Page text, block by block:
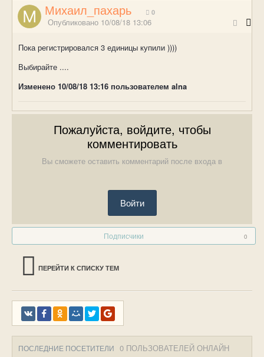
Михаил_пахарь 0
Опубликовано 10/08/18 13:06
Пока регистрировался 3 единицы купили ))))
Выбирайте ....
Изменено 10/08/18 13:16 пользователем alna
Пожалуйста, войдите, чтобы
комментировать
Вы сможете оставить комментарий после входа в
Войти
Подписчики 0
ПЕРЕЙТИ К СПИСКУ ТЕМ
ПОСЛЕДНИЕ ПОСЕТИТЕЛИ 0 ПОЛЬЗОВАТЕЛЕЙ ОНЛАЙН